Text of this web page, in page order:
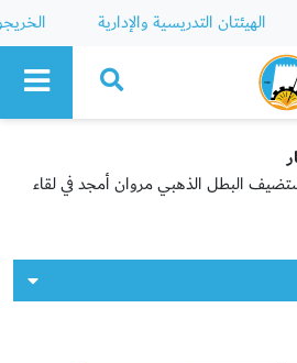
الهيئتان التدريسية والإدارية
البطل الذهبي مروان أمجد في لقاء